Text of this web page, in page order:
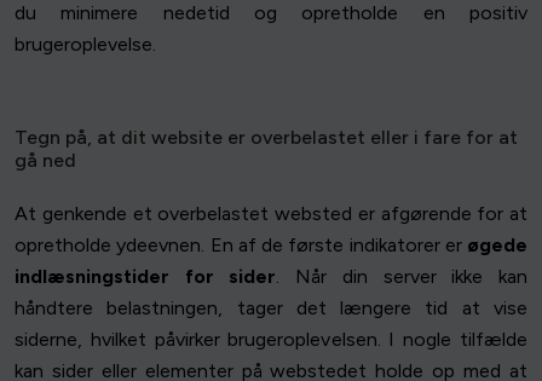
du minimere nedetid og opretholde en positiv
brugeroplevelse.
Tegn på, at dit website er overbelastet eller i fare for at
gå ned
At genkende et overbelastet websted er afgørende for at
opretholde ydeevnen. En af de første indikatorer er øgede
indlæsningstider for sider. Når din server ikke kan
håndtere belastningen, tager det længere tid at vise
siderne, hvilket påvirker brugeroplevelsen. I nogle tilfælde
kan sider eller elementer på webstedet holde op med at